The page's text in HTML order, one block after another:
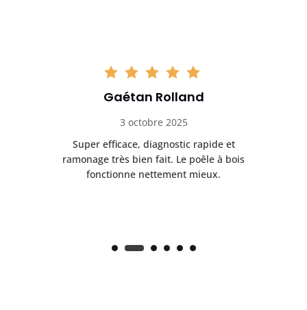
Gaétan Rolland
3 octobre 2025
Super efficace, diagnostic rapide et
ramonage très bien fait. Le poêle à bois
fonctionne nettement mieux.